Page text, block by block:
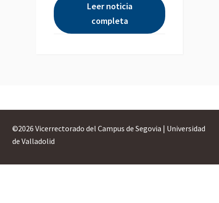
Leer noticia
completa
©2026 Vicerrectorado del Campus de Segovia | Universidad
de Valladolid